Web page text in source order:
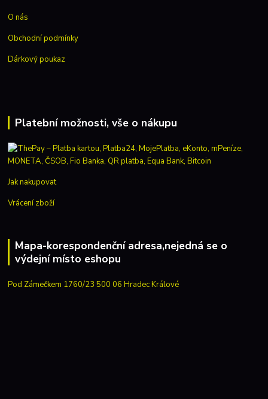
O nás
Obchodní podmínky
Dárkový poukaz
Platební možnosti, vše o nákupu
Jak nakupovat
Vrácení zboží
Mapa-korespondenční adresa,nejedná se o
výdejní místo eshopu
Pod Zámečkem 1760/23 500 06 Hradec Králové